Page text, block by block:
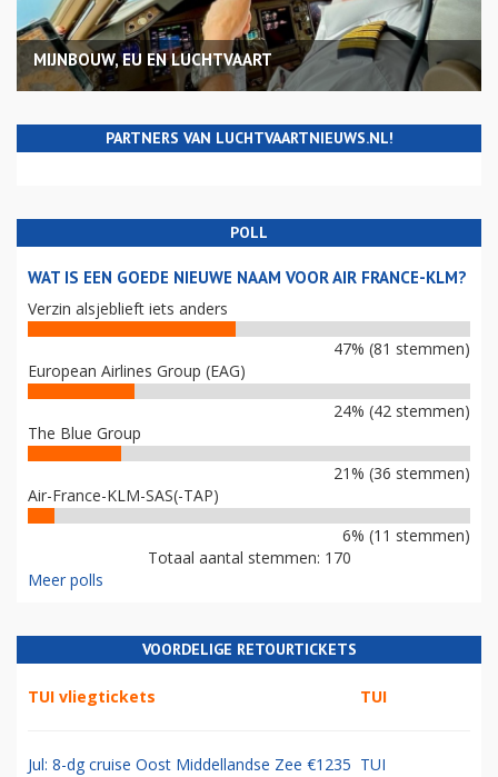
MIJNBOUW, EU EN LUCHTVAART
PARTNERS VAN LUCHTVAARTNIEUWS.NL!
POLL
WAT IS EEN GOEDE NIEUWE NAAM VOOR AIR FRANCE-KLM?
Verzin alsjeblieft iets anders
47% (81 stemmen)
European Airlines Group (EAG)
24% (42 stemmen)
The Blue Group
21% (36 stemmen)
Air-France-KLM-SAS(-TAP)
6% (11 stemmen)
Totaal aantal stemmen: 170
Meer polls
VOORDELIGE RETOURTICKETS
TUI vliegtickets TUI
Jul: 8-dg cruise Oost Middellandse Zee €1235 TUI